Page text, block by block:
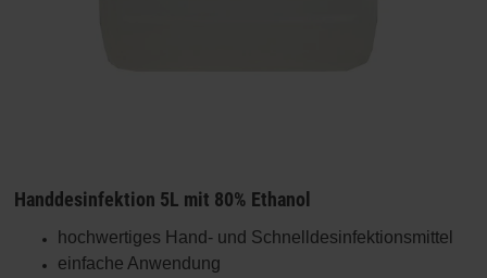
Handdesinfektion 5L mit 80% Ethanol
hochwertiges Hand- und Schnelldesinfektionsmittel
einfache Anwendung